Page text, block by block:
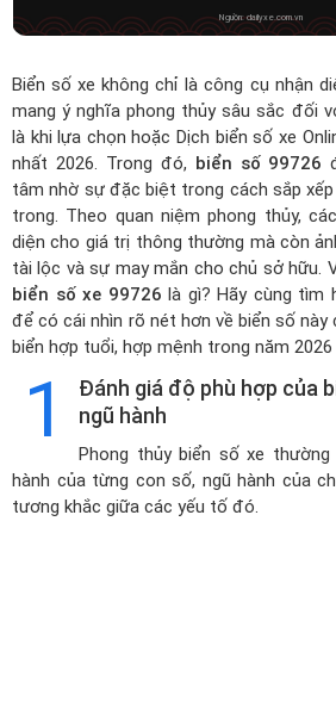
Nguồn: dailyxe.com.vn
Biển số xe không chỉ là công cụ nhận
mang ý nghĩa phong thủy sâu sắc đối
là khi lựa chọn hoặcDịch biển số xe
nhất 2026. Trong đó, biển số 99726
tâm nhờ sự đặc biệt trong cách sắp
trong. Theo quan niệm phong thủy,
diện cho giá trị thông thường mà còn
tài lộc và sự may mắn cho chủ sở hữu.
biển số xe 99726 là gì? Hãy cùng tìm
để có cái nhìn rõ nét hơn về biển số này
biển hợp tuổi, hợp mệnh trong năm 2026
1
Đánh giá độ phù hợp của
ngũ hành
Phong thủy biển số xe
hành của từng con số, ngũ hành của
tương khắc giữa các yếu tố đó.